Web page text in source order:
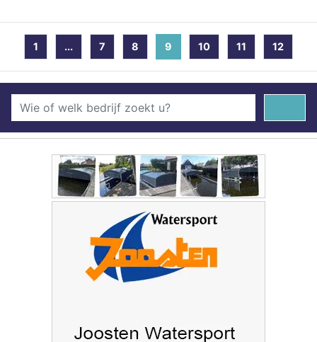
1 ... 7 8 9 (current)
10 11 12